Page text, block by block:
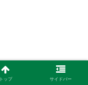
トップ サイドバー